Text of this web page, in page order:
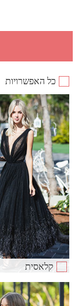
כל האפשרויות
קלאסית